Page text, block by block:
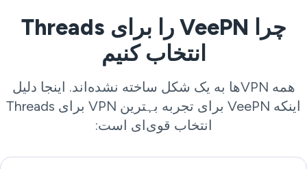
چرا VeePN را برای Threads
انتخاب کنیم
همه VPNها به یک شکل ساخته نشده‌اند. اینجا دلیل
اینکه VeePN برای تجربه بہترین VPN برای Threads
انتخاب قوی‌ای است: